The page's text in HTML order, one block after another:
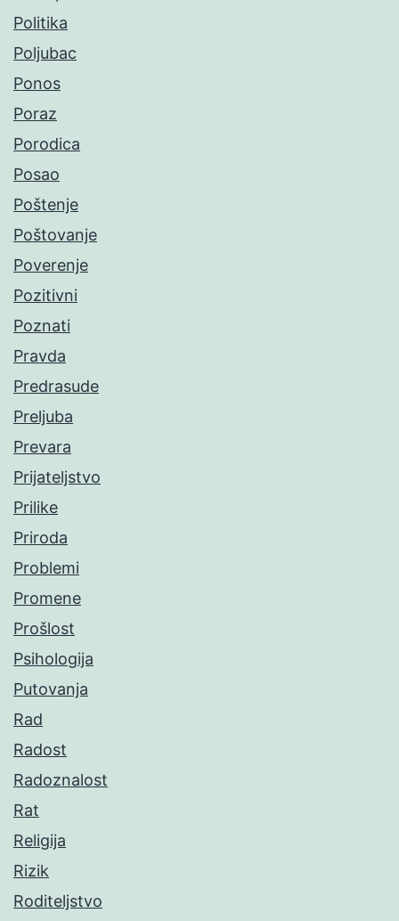
Politika
Poljubac
Ponos
Poraz
Porodica
Posao
Poštenje
Poštovanje
Poverenje
Pozitivni
Poznati
Pravda
Predrasude
Preljuba
Prevara
Prijateljstvo
Prilike
Priroda
Problemi
Promene
Prošlost
Psihologija
Putovanja
Rad
Radost
Radoznalost
Rat
Religija
Rizik
Roditeljstvo